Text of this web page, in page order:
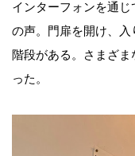
インターフォンを通じ
の声。門扉を開け、入
階段がある。さまざ
った。